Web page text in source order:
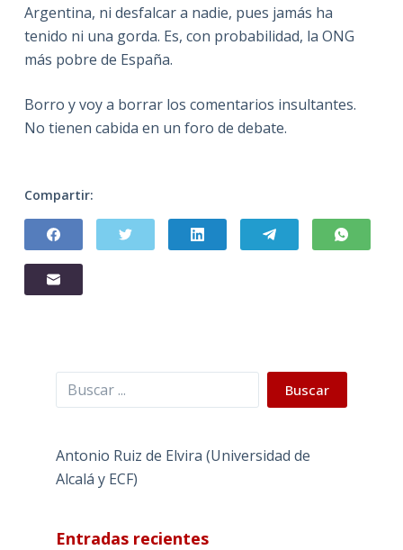
Argentina, ni desfalcar a nadie, pues jamás ha
tenido ni una gorda. Es, con probabilidad, la ONG
más pobre de España.
Borro y voy a borrar los comentarios insultantes.
No tienen cabida en un foro de debate.
Compartir:
Buscar Buscar
Antonio Ruiz de Elvira (Universidad de
Alcalá y ECF)
Entradas recientes